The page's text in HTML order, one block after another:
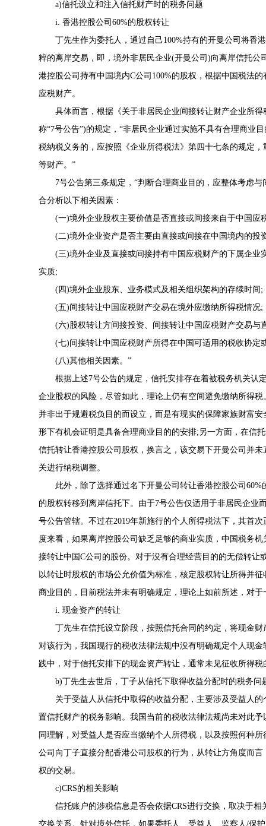
a)信托设立和注入信托财产时的税务问题
i. 香港控股公司60%的股权转让
丁先生作为委托人，通过自己100%持有的开曼公司将香
粹的离岸交易，即，境外非居民企业(开曼公司)向离岸信托
港控股公司持有中国境内C公司100%的股权，根据中国税法
应税财产。
具体而言，根据《关于非居民企业间接转让财产企业所
称“7号公告”)的规定，“非居民企业通过实施不具有合理商业
税纳税义务的，应按照《企业所得税法》第四十七条的规定
等财产。”
7号公告第三条规定，“判断合理商业目的，应整体考虑
合分析以下相关因素：
(一)境外企业股权主要价值是否直接或间接来自于中国应
(二)境外企业资产是否主要由直接或间接在中国境内的投
(三)境外企业及直接或间接持有中国应税财产的下属企业
实质;
(四)境外企业股东、业务模式及相关组织架构的存续时间;
(五)间接转让中国应税财产交易在境外应缴纳所得税情况;
(六)股权转让方间接投资、间接转让中国应税财产交易与
(七)间接转让中国应税财产所得在中国可适用的税收协定
(八)其他相关因素。”
根据上述7号公告的规定，信托安排存在着被税务机关认
企业股权的风险，尽管如此，理论上仍有空间避免缴纳所得
并非出于规避税负目的而设立，而是有现实的保障家族财富
形下有机会证明是具备合理商业目的的安排;另一方面，在信
信托转让香港控股公司股权，换言之，该交易下开曼公司并
关进行纳税调整。
此外，除了选择通过名下开曼公司转让香港控股公司60%
的股权转移到离岸信托下。由于7号公告仅适用于非居民企业
号公告管辖。不过在2019年新施行的个人所得税法下，其首
度来看，如果离岸控股公司缺乏足够的商业实质，中国税务
接转让中国C公司的股份。对于没有合理经营目的的无偿转
以转让时股权的市场公允价值为标准，核定股权转让所得并
商业目的，目前税法并未有明确规定，理论上如前所述，对
i. 现金资产的转让
丁先生在信托设立阶段，按照信托合同的约定，将现金财
对该行为，我国现行的税收法律法规中没有明确规定个人现
践中，对于信托安排下的现金资产转让，通常未见征收所得税
b)丁先生去世后，丁子从信托下取得收益分配时的税务问
关于受益人从信托中取得的收益分配，主要涉及受益人的
置信托财产的税务影响。我国当前的税收法律法规尚未对此
同理解，对受益人是否应当缴纳个人所得税，以及按照何种
公司向丁子直接分配香港公司股权的行为，从转让方角度而
权的交易。
c)CRS的相关影响
信托账户的涉税信息是否会依据CRS进行交换，取决于相
交换关系。针对境外信托，如果委托人、受益人、监察人/保